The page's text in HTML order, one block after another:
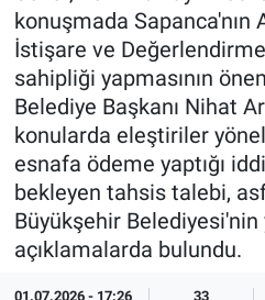
konuşmada Sapanca'nın
İstişare ve Değerlendirme
sahipliği yapmasının
Belediye Başkanı Nihat
konularda eleştiriler
esnafa ödeme yaptığı
bekleyen tahsis talebi,
Büyükşehir Belediyesi'nin
açıklamalarda bulundu.
01.07.2026 - 17:26 33